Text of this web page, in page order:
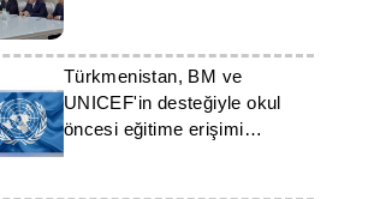
görüşüyor
Türkmenistan, BM ve
UNICEF'in desteğiyle okul
öncesi eğitime erişimi
hızlandırıyor